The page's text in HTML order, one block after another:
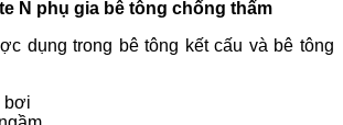
N phụ gia bê tông chống thấm
dụng trong bê tông kết cấu và bê tông
bơi